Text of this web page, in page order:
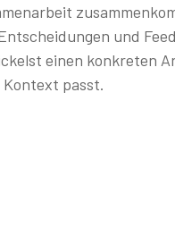
und
einen konkreten
Kontext passt.